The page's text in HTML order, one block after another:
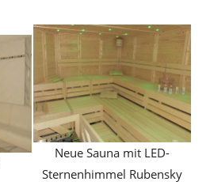
Neue Sauna mit LED-
Sternenhimmel Rubensky